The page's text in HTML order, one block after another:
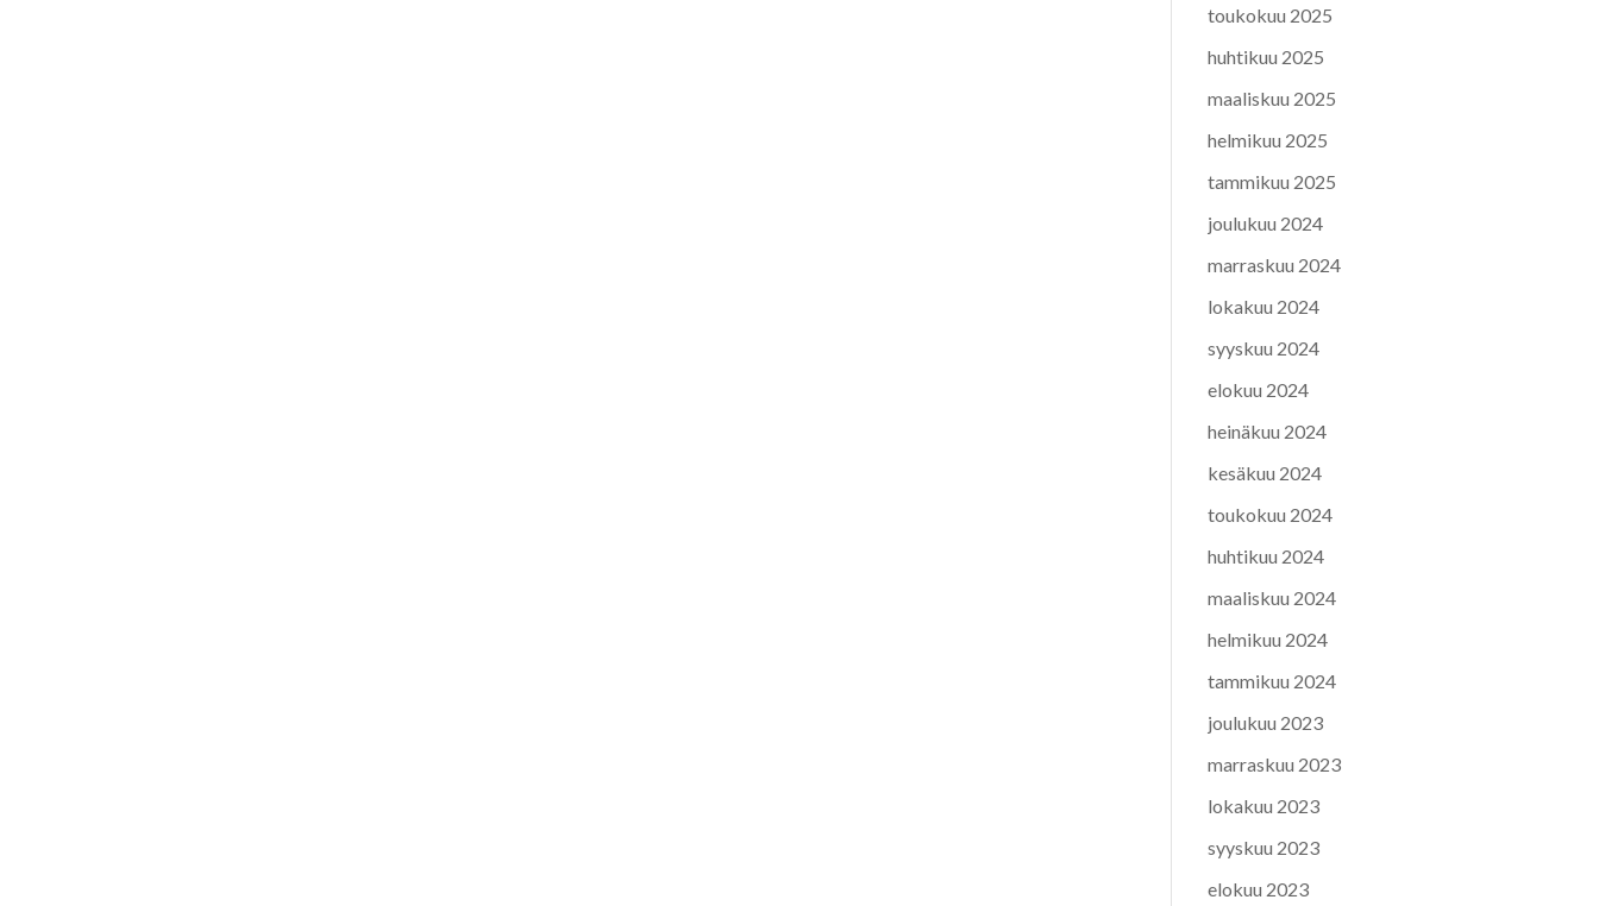
toukokuu 2025
huhtikuu 2025
maaliskuu 2025
helmikuu 2025
tammikuu 2025
joulukuu 2024
marraskuu 2024
lokakuu 2024
syyskuu 2024
elokuu 2024
heinäkuu 2024
kesäkuu 2024
toukokuu 2024
huhtikuu 2024
maaliskuu 2024
helmikuu 2024
tammikuu 2024
joulukuu 2023
marraskuu 2023
lokakuu 2023
syyskuu 2023
elokuu 2023